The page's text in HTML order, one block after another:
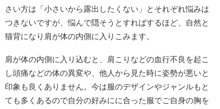
さい方は「小さいから露出したくない」とそれぞれ悩みは
つきないですが、悩んで隠そうとすればするほど、自然と
猫背になり肩が体の内側に入りこみます。
肩が体の内側に入り込むと、肩こりなどの血行不良を起こ
し頭痛などの体の異変や、他人から見た時に姿勢が悪いと
印象も良くありません。今は服のデザインやジャンルもと
ても多くあるので自分の好みにに合った服でご自身の胸を